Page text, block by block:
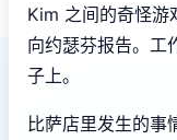
Kim 之间的奇怪游
向约瑟芬报告。工
子上。
比萨店里发生的事